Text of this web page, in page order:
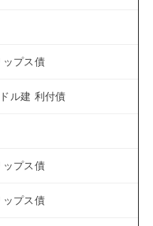
プス債
ル建 利付債
プス債
プス債